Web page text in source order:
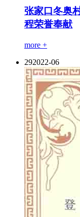
张家口冬奥
程荣誉奉献
more +
292022-06